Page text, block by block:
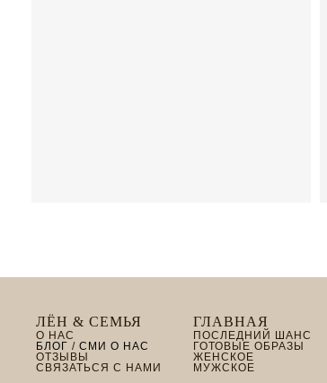
ЛЁН & СЕМЬЯ
О НАС
БЛОГ / СМИ О НАС
ОТЗЫВЫ
СВЯЗАТЬСЯ С НАМИ
ГЛАВНАЯ
ПОСЛЕДНИЙ ШАНС
ГОТОВЫЕ ОБРАЗЫ
ЖЕНСКОЕ
МУЖСКОЕ